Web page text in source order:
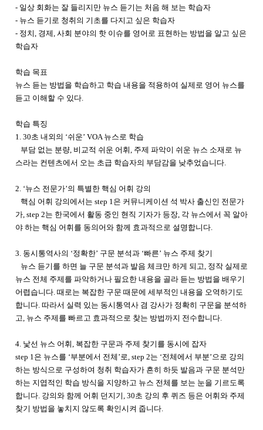
- 일상 회화는 잘 들리지만 뉴스 듣기는 처음 해 보는 학습자
- 뉴스 듣기로 청취의 기초를 다지고 싶은 학습자
- 정치, 경제, 사회 분야의 핫 이슈를 영어로 표현하는 방법을 알고 싶은
학습자
학습 목표
뉴스 듣는 방법을 학습하고 학습 내용을 적용하여 실제로 영어 뉴스를
듣고 이해할 수 있다.
학습 특징
1. 30초 내외의 ‘쉬운’ VOA 뉴스로 학습
부담 없는 분량, 비교적 쉬운 어휘, 주제 파악이 쉬운 뉴스 소재로 뉴
스라는 컨텐츠에서 오는 초급 학습자의 부담감을 낮추었습니다.
2. ‘뉴스 전문가’의 특별한 핵심 어휘 강의
핵심 어휘 강의에서는 step 1은 커뮤니케이션 석 박사 출신인 전문가
가, step 2는 한국에서 활동 중인 현직 기자가 등장, 각 뉴스에서 꼭 알아
야 하는 핵심 어휘를 동의어와 함께 효과적으로 설명합니다.
3. 동시통역사의 ‘정확한’ 구문 분석과 ‘빠른’ 뉴스 주제 찾기
뉴스 듣기를 하면 늘 구문 분석과 발음 체크만 하게 되고, 정작 실제로
뉴스 전체 주제를 파악하거나 필요한 내용을 골라 듣는 방법을 배우기
어렵습니다. 때로는 복잡한 구문 때문에 세부적인 내용을 오역하기도
합니다. 따라서 실력 있는 동시통역사 겸 강사가 정확히 구문을 분석하
고, 뉴스 주제를 빠르고 효과적으로 찾는 방법까지 전수합니다.
4. 낯선 뉴스 어휘, 복잡한 구문과 주제 찾기를 동시에 잡자
step 1은 뉴스를 ‘부분에서 전체’로, step 2는 ‘전체에서 부분’으로 강의
하는 방식으로 구성하여 청취 학습자가 흔히 하듯 발음과 구문 분석만
하는 지엽적인 학습 방식을 지양하고 뉴스 전체를 보는 눈을 기르도록
합니다. 강의와 함께 어휘 던지기, 30초 강의 후 퀴즈 등은 어휘와 주제
찾기 방법을 놓치지 않도록 확인시켜 줍니다.